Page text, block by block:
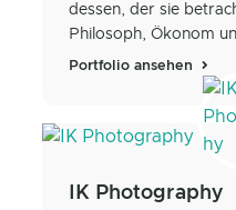
dessen, der sie
Philosoph, Ökonom
Portfolio ansehen
IK Photography